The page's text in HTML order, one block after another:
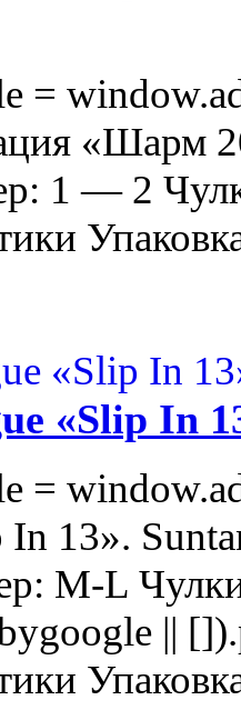
=
«Шарм
1 — 2
«Slip In
=
13».
M-L
||